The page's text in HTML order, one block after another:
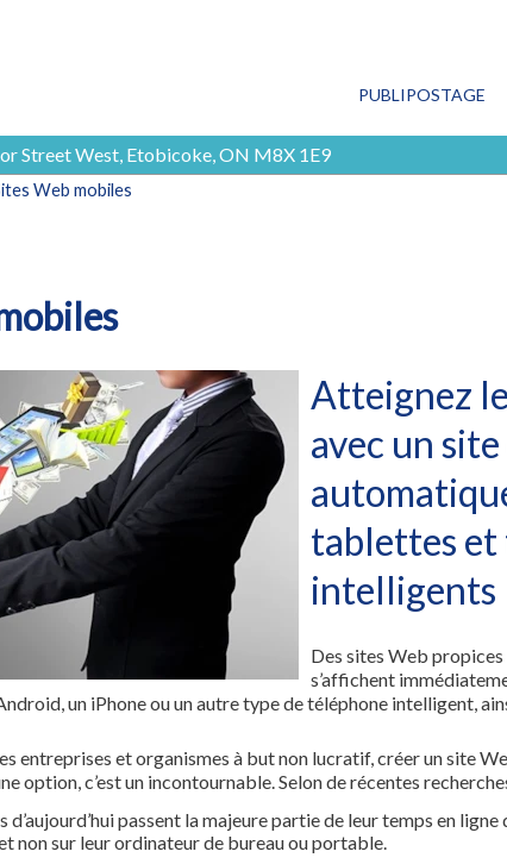
PUBLIPOSTAGE
Street West, Etobicoke, ON M8X 1E9
Web mobiles
Atteignez
avec un site
tablettes et
intelligents
Des sites Web
s’affichent
un iPhone ou un autre type de téléphone intelligent,
entreprises et organismes à but non lucratif, créer un site
option, c’est un incontournable. Selon de récentes
d’aujourd’hui passent la majeure partie de leur temps en ligne
non sur leur ordinateur de bureau ou portable.